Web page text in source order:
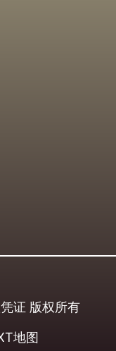
证 版权所有
地图